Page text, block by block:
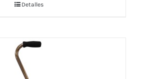
Detalles